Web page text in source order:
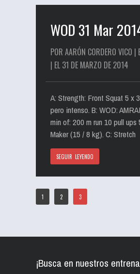
WOD 31 Mar
POR AARÓN CORDERO VICO |
| EL 31 DE MARZO DE 2014
A: Strength: Front Squat 5 x
pero intenso. B: WOD:
min of: 200 m run 10 pull ups
Maker (15 / 8 kg). C: Stretch
SEGUIR LEYENDO
1 2 3
¡Busca en nuestros